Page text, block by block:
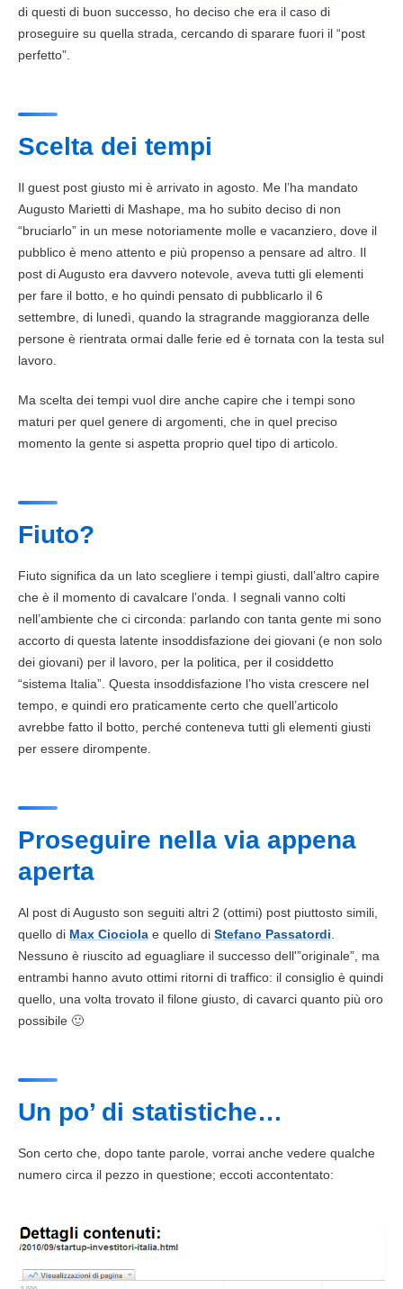
di questi di buon successo, ho deciso che era il caso di
proseguire su quella strada, cercando di sparare fuori il “post
perfetto”.
Scelta dei tempi
Il guest post giusto mi è arrivato in agosto. Me l’ha mandato
Augusto Marietti di Mashape, ma ho subito deciso di non
“bruciarlo” in un mese notoriamente molle e vacanziero, dove il
pubblico è meno attento e più propenso a pensare ad altro. Il
post di Augusto era davvero notevole, aveva tutti gli elementi
per fare il botto, e ho quindi pensato di pubblicarlo il 6
settembre, di lunedì, quando la stragrande maggioranza delle
persone è rientrata ormai dalle ferie ed è tornata con la testa sul
lavoro
Ma scelta dei tempi vuol dire anche capire che i tempi sono
maturi per quel genere di argomenti, che in quel preciso
momento la gente si aspetta proprio quel tipo di articolo.
Fiuto?
Fiuto significa da un lato scegliere i tempi giusti, dall’altro capire
che è il momento di cavalcare l’onda. I segnali vanno colti
nell’ambiente che ci circonda: parlando con tanta gente mi sono
accorto di questa latente insoddisfazione dei giovani (e non solo
dei giovani) per il lavoro , per la politica, per il cosiddetto
“sistema Italia”. Questa insoddisfazione l’ho vista crescere nel
tempo, e quindi ero praticamente certo che quell’articolo
avrebbe fatto il botto, perché conteneva tutti gli elementi giusti
per essere dirompente.
Proseguire nella via appena
aperta
Al post di Augusto son seguiti altri 2 (ottimi) post piuttosto simili,
quello di Max Ciociola e quello di Stefano Passatordi
Nessuno è riuscito ad eguagliare il successo dell'”originale”, ma
entrambi hanno avuto ottimi ritorni di traffico: il consiglio è quindi
quello, una volta trovato il filone giusto, di cavarci quanto più oro
possibile 🙂
Un po’ di statistiche…
Son certo che, dopo tante parole , vorrai anche vedere qualche
numero circa il pezzo in questione; eccoti accontentato: